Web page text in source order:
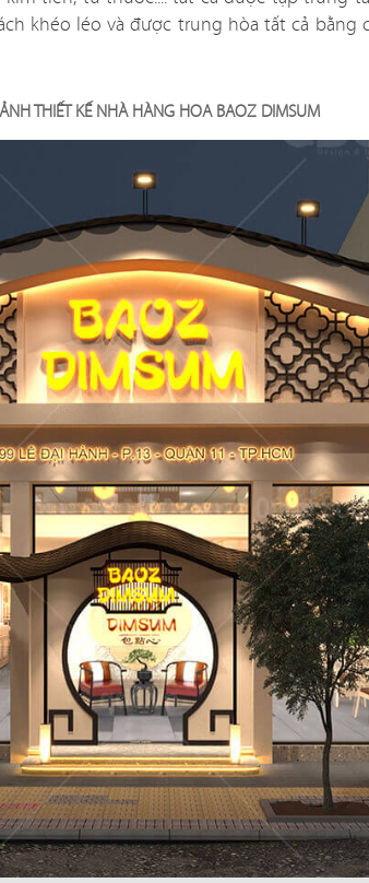
do QDC Design & Build trực tiếp thiết kế và
Dự án
mang đến
khéo léo và được trung hòa tất cả bằng
THIẾT KẾ NHÀ HÀNG HOA BAOZ DIMSUM